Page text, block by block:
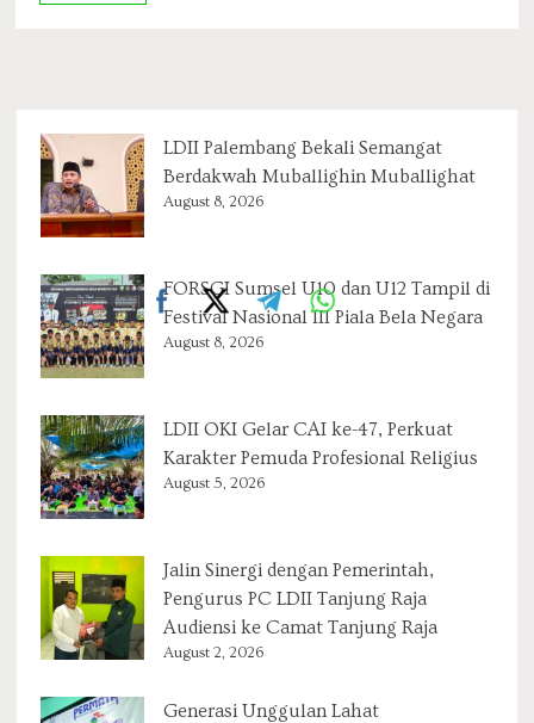
LDII Palembang Bekali Semangat
Berdakwah Muballighin Muballighat
August 8, 2026
FORSGI Sumsel U10 dan U12 Tampil di
Festival Nasional III Piala Bela Negara
August 8, 2026
LDII OKI Gelar CAI ke-47, Perkuat
Karakter Pemuda Profesional Religius
August 5, 2026
Jalin Sinergi dengan Pemerintah,
Pengurus PC LDII Tanjung Raja
Audiensi ke Camat Tanjung Raja
August 2, 2026
Generasi Unggulan Lahat